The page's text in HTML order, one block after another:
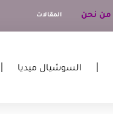
من نحن المقالات
السوشيال ميديا